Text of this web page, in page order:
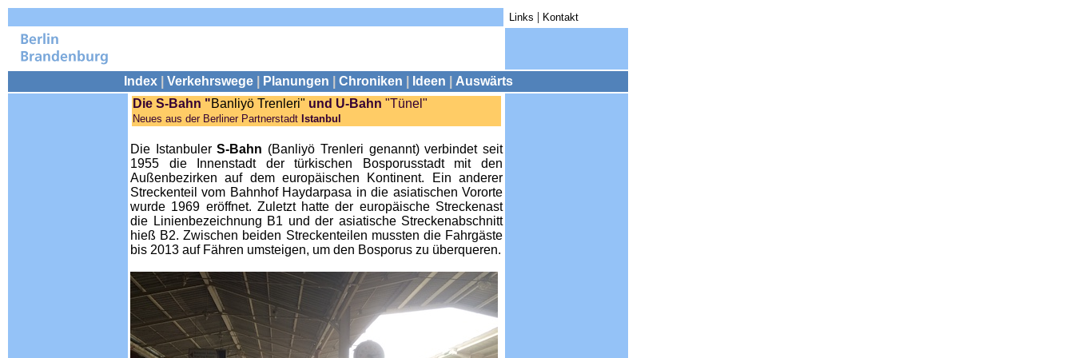
Links | Kontakt
Index Verkehrswege| Planungen Chroniken Ideen
Auswärts
Die S-Bahn "Banliyö Trenleri" und U-Bahn "Tünel"
Neues aus der Berliner Partnerstadt Istanbul
Die IstanbulerS-Bahn (Banliyö Trenleri genannt) verbindet seit
1955 die Innenstadt der türkischen Bosporusstadt mit den
Außenbezirken auf dem europäischen Kontinent. Ein anderer
Streckenteil vom Bahnhof Haydarpasa in die asiatischen Vororte
wurde 1969 eröffnet. Zuletzt hatte der europäische Streckenast
die Linienbezeichnung B1 und der asiatische Streckenabschnitt
hieß B2. Zwischen beiden Streckenteilen mussten die Fahrgäste
bis 2013 auf Fähren umsteigen, um den Bosporus zu überqueren.